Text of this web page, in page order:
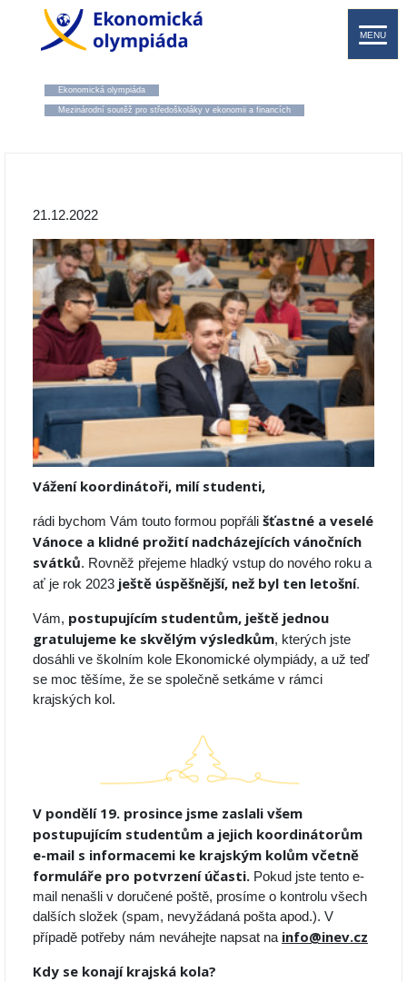
MENU
Ekonomická olympiáda
Mezinárodní soutěž pro středoškoláky v ekonomii a financích
21.12.2022
Vážení koordinátoři, milí studenti,
rádi bychom Vám touto formou popřáli šťastné a veselé
Vánoce a klidné prožití nadcházejících vánočních
svátků. Rovněž přejeme hladký vstup do nového roku a
ať je rok 2023 ještě úspěšnější, než byl ten letošní.
Vám, postupujícím studentům, ještě jednou
gratulujeme ke skvělým výsledkům, kterých jste
dosáhli ve školním kole Ekonomické olympiády, a už teď
se moc těšíme, že se společně setkáme v rámci
krajských kol.
V pondělí 19. prosince jsme zaslali všem
postupujícím studentům a jejich koordinátorům
e-mail s informacemi ke krajským kolům včetně
formuláře pro potvrzení účasti. Pokud jste tento e-
mail nenašli v doručené poště, prosíme o kontrolu všech
dalších složek (spam, nevyžádaná pošta apod.). V
případě potřeby nám neváhejte napsat na info@inev.cz
Kdy se konají krajská kola?